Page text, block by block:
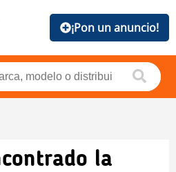
¡Pon un anuncio!
la